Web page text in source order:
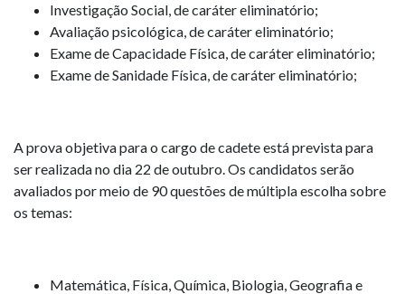
Investigação Social, de caráter eliminatório;
Avaliação psicológica, de caráter eliminatório;
Exame de Capacidade Física, de caráter eliminatório;
Exame de Sanidade Física, de caráter eliminatório;
A prova objetiva para o cargo de cadete está prevista para
ser realizada no dia 22 de outubro. Os candidatos serão
avaliados por meio de 90 questões de múltipla escolha sobre
os temas:
Matemática, Física, Química, Biologia, Geografia e